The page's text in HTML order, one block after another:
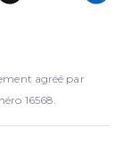
agréé par
16568.